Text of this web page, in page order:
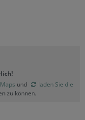
und
laden Sie die
zu können.